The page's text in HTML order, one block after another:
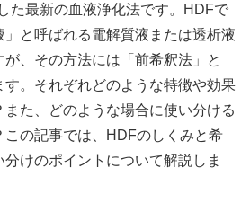
た最新の血液浄化法です。HDFで
と呼ばれる電解質液または透析液
、その方法には「前希釈法」と
す。それぞれどのような特徴や効果
た、どのような場合に使い分ける
この記事では、HDFのしくみと希
けのポイントについて解説しま